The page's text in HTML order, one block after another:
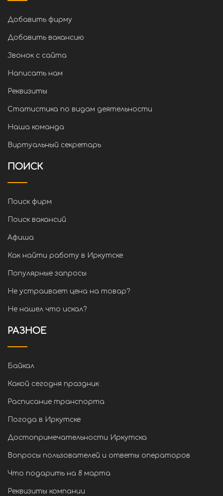
Добавить фирму
Добавить вакансию
Звонок с сайта
Написать нам
Реквизиты
Статистика по видам деятельности
Наша команда
Виртуальный секретарь
ПОИСК
Поиск фирм
Поиск вакансий
Афиша
Как найти работу в Иркутске
Популярные запросы
Не устраивает цена на товар?
Не нашел что искал?
РАЗНОЕ
Байкал
Какой сегодня праздник
Расписание транспорта
Погода в Иркутске
Достопримечательности Иркутска
Вопросы пользователей и ответы операторов
Что подарить на 8 марта
Реквизиты компании